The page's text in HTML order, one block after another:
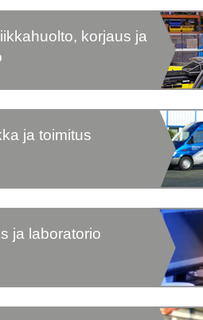
korjaus ja
ja toimitus
ja laboratorio